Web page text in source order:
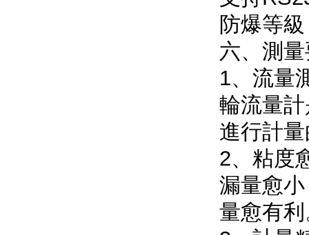
防爆等
六、測
1
輪流量
進行計量的
2、粘度
漏量愈小
量愈有利